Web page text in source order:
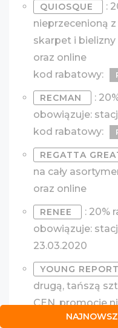
QUIOSQUE
:
nieprzecenioną
skarpet i
oraz online
kod rabatowy:
RECMAN
:
obowiązuje:
kod rabatowy:
REGATTA
na cały
oraz online
RENEE
: 20%
obowiązuje:
23.03.2020
YOUNG
drugą, tańszą
CEN, promocje
stacjonarnie